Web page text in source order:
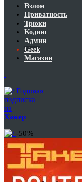
Взлом
Приватность
Трюки
Кодинг
Админ
Geek
Магазин
Годовая
подписка
на
Хакер
-50%